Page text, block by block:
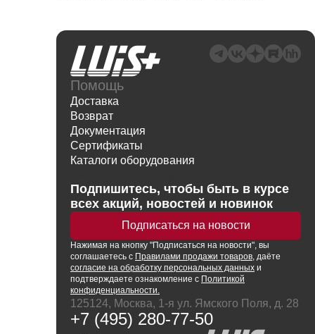
Помощь
Доставка
Возврат
Документация
Сертификаты
Каталоги оборудования
Подпишитесь, чтобы быть в курсе
всех акций, новостей и новинок
Подписаться на новости
Нажимая на кнопку "Подписаться на новости", вы
соглашаетесь с Правилами продажи товаров, даёте
согласие на обработку персональных данных и
подтверждаете ознакомление с Политикой
конфиденциальности.
125124, Москва, 1-я ул. Ямского Поля, д. 28
+7 (495) 280-77-50